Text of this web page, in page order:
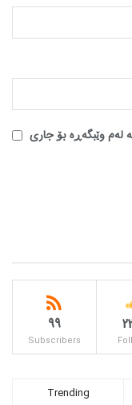
لەم وێبگەڕە بۆ جاری
99
Subscribers
Trending